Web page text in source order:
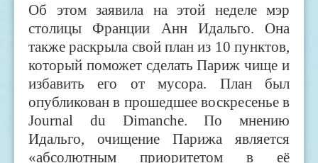
Об этом заявила на этой неделе мэр
столицы Франции Анн Идальго. Она
также раскрыла свой план из 10 пунктов,
который поможет сделать Париж чище и
избавить его от мусора. План был
опубликован в прошедшее воскресенье в
Journal du Dimanche. По мнению
Идальго, очищение Парижа является
«абсолютным приоритетом в её